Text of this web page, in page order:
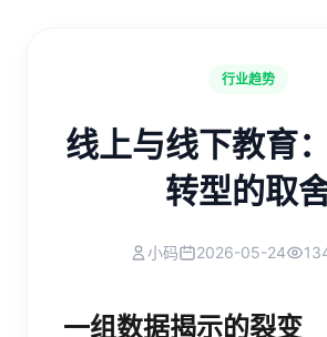
行业趋势
线上与线下教育
转型的取
小码 2026-05-24
一组数据揭示的裂变